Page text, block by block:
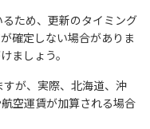
ため、更新のタイミング
確定しない場合がありま
ましょう。
が、実際、北海道、沖
空運賃が加算される場合